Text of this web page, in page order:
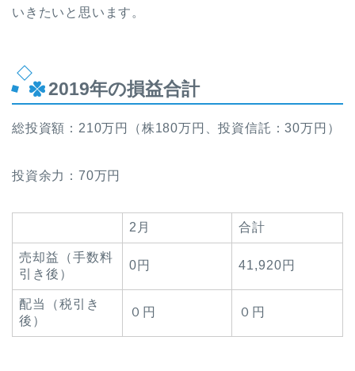
いきたいと思います。
2019年の損益合計
総投資額：210万円（株180万円、投資信託：30万円）
投資余力：70万円
2月 合計
売却益（手数料
引き後）
0円 41,920円
配当（税引き
後）
０円 ０円